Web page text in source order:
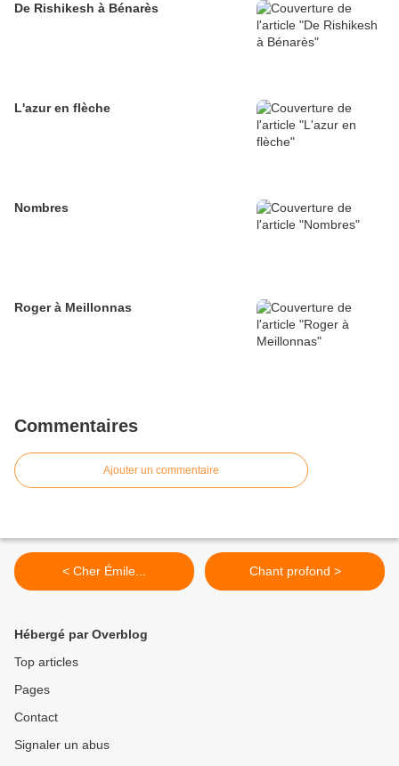
De Rishikesh à Bénarès
L'azur en flèche
Nombres
Roger à Meillonnas
Commentaires
Ajouter un commentaire
< Cher Émile... Chant profond >
Hébergé par Overblog
Top articles
Pages
Contact
Signaler un abus